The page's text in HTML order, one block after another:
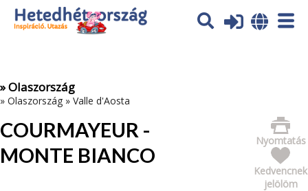
Az oldal sütiket (cookies) használ. További tájékoztatás itt:
Adatvédelmi tájékoztató
» Olaszország
» Olaszország » Valle d'Aosta
COURMAYEUR -
MONTE BIANCO
Nyomtatás
Kedvencnek
jelölöm